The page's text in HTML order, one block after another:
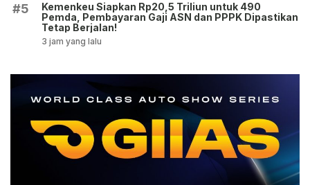
#5
Kemenkeu Siapkan Rp20,5 Triliun untuk 490
Pemda, Pembayaran Gaji ASN dan PPPK Dipastikan
Tetap Berjalan!
3 jam yang lalu